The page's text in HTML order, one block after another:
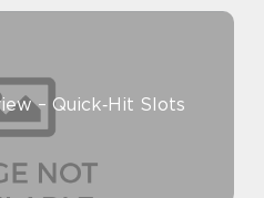
– Quick‑Hit Slots